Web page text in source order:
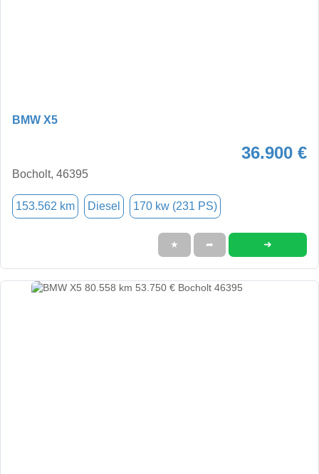
BMW X5
36.900 €
Bocholt, 46395
153.562 km Diesel 170 kw (231 PS)
★ ➦ ➜